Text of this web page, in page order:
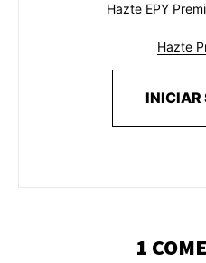
Hazte EPY
Hazte
INICIAR
1